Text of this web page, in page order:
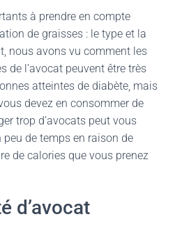
à prendre en compte
de graisses : le type et la
nous avons vu comment les
de l’avocat peuvent être très
atteintes de diabète, mais
devez en consommer de
trop d’avocats peut vous
de temps en raison de
de calories que vous prenez
d’avocat